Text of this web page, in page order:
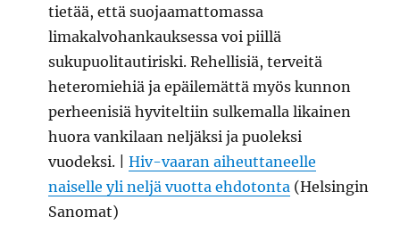
tietää, että suojaamattomassa
limakalvohankauksessa voi piillä
sukupuolitautiriski. Rehellisiä, terveitä
heteromiehiä ja epäilemättä myös kunnon
perheenisiä hyviteltiin sulkemalla likainen
huora vankilaan neljäksi ja puoleksi
vuodeksi. |Hiv-vaaran aiheuttaneelle
naiselle yli neljä vuotta ehdotonta (Helsingin
Sanomat)